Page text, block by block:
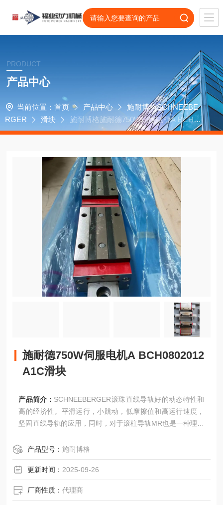
PRODUCT
产品中心
当前位置： 首页 产品中心
施耐博格SCHNEEBE
RGER
滑块
施耐博格施耐德750W伺服电机A BCH08
02012A1C滑块
施耐德750W伺服电机A BCH0802012
A1C滑块
产品简介： SCHNEEBERGER滚珠直线导轨好的动态特性和
高的经济性。平滑运行，小跳动，低摩擦值和高运行速度，
坚固直线导轨的应用，同时，对于滚柱导轨MR也是一种理想
3，施耐德750W伺服电机A BCH0802012A1C滑块
产品型号：施耐博格
更新时间： 2025-09-26
厂商性质：代理商